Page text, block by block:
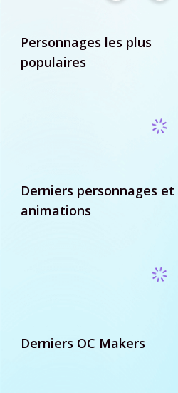
Personnages les plus
populaires
Derniers personnages et
animations
Derniers OC Makers